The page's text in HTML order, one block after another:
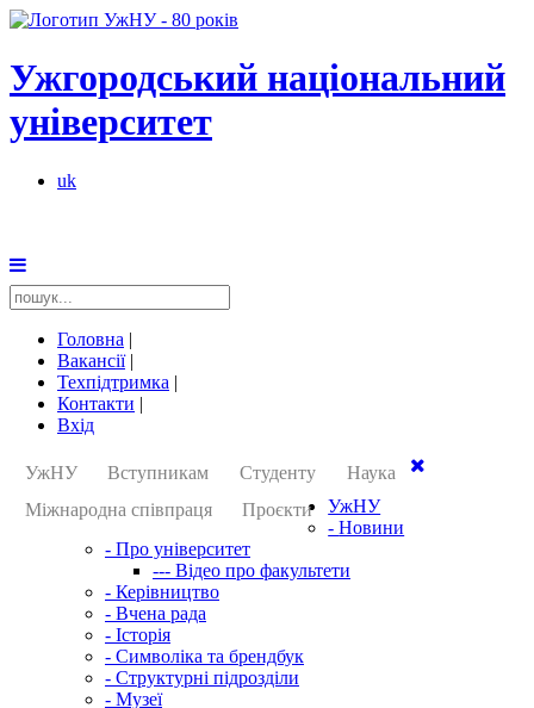
Ужгородський національний
університет
uk
Головна |
Вакансії|
Техпідтримка |
Контакти |
Вхід
УжНУ Вступникам Студенту
Наука
Міжнародна співпраця
Проєкти
УжНУ
-Новини
- Про університет
--- Відео про факультети
- Керівництво
- Вчена рада
- Історія
- Символіка та брендбук
- Структурні підрозділи
- Музеї